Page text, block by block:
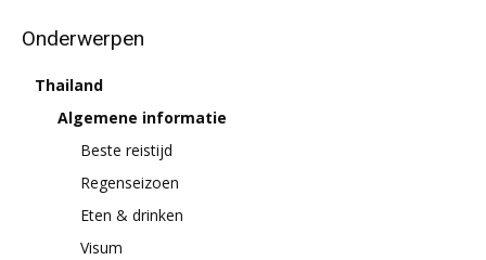
Onderwerpen
Thailand
Algemene informatie
Beste reistijd
Regenseizoen
Eten & drinken
Visum